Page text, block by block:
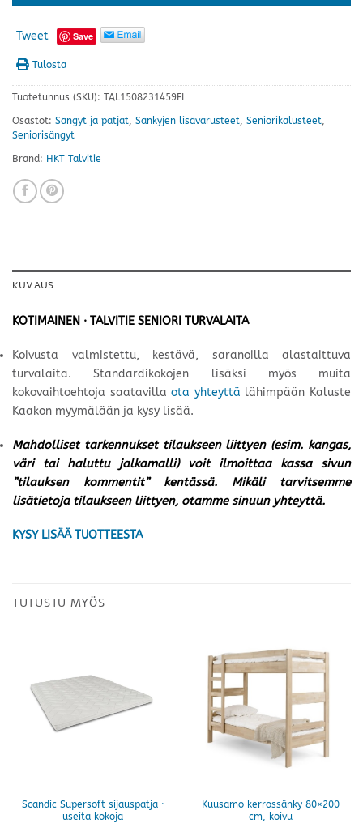
Tweet Save
Tulosta
Tuotetunnus (SKU): TAL1508231459FI
Osastot: Sängyt ja patjat Sänkyjen lisävarusteet Seniorikalusteet
Seniorisängyt
Brand: HKT Talvitie
KUVAUS
KOTIMAINEN · TALVITIE SENIORI TURVALAITA
Koivusta valmistettu, kestävä, saranoilla alastaittuva
turvalaita. Standardikokojen lisäksi myös muita
kokovaihtoehtoja saatavillaota yhteyttä lähimpään Kaluste
Kaakon myymälään ja kysy lisää.
Mahdolliset tarkennukset tilaukseen liittyen (esim. kangas,
väri tai haluttu jalkamalli) voit ilmoittaa kassa sivun
”tilauksen kommentit” kentässä. Mikäli tarvitsemme
lisätietoja tilaukseen liittyen, otamme sinuun yhteyttä.
KYSY LISÄÄ TUOTTEESTA
TUTUSTU MYÖS
Scandic Supersoft sijauspatja ·
useita kokoja
Kuusamo kerrossänky 80×200
cm, koivu